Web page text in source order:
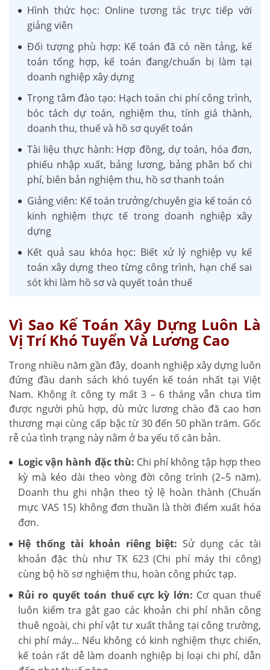
Hình thức học: Online tương tác trực tiếp với
giảng viên
Đối tượng phù hợp: Kế toán đã có nền tảng, kế
toán tổng hợp, kế toán đang/chuẩn bị làm tại
doanh nghiệp xây dựng
Trọng tâm đào tạo: Hạch toán chi phí công trình,
bóc tách dự toán, nghiệm thu, tính giá thành,
doanh thu, thuế và hồ sơ quyết toán
Tài liệu thực hành: Hợp đồng, dự toán, hóa đơn,
phiếu nhập xuất, bảng lương, bảng phân bổ chi
phí, biên bản nghiệm thu, hồ sơ thanh toán
Giảng viên: Kế toán trưởng/chuyên gia kế toán có
kinh nghiệm thực tế trong doanh nghiệp xây
dựng
Kết quả sau khóa học: Biết xử lý nghiệp vụ kế
toán xây dựng theo từng công trình, hạn chế sai
sót khi làm hồ sơ và quyết toán thuế
Vì Sao Kế Toán Xây Dựng Luôn Là
Vị Trí Khó Tuyển Và Lương Cao
Trong nhiều năm gần đây, doanh nghiệp xây dựng luôn
đứng đầu danh sách khó tuyển kế toán nhất tại Việt
Nam. Không ít công ty mất 3 – 6 tháng vẫn chưa tìm
được người phù hợp, dù mức lương chào đã cao hơn
thương mại cùng cấp bậc từ 30 đến 50 phần trăm. Gốc
rễ của tình trạng này nằm ở ba yếu tố căn bản.
Logic vận hành đặc thù: Chi phí không tập hợp theo
kỳ mà kéo dài theo vòng đời công trình (2–5 năm).
Doanh thu ghi nhận theo tỷ lệ hoàn thành (Chuẩn
mực VAS 15) không đơn thuần là thời điểm xuất hóa
đơn.
Hệ thống tài khoản riêng biệt: Sử dụng các tài
khoản đặc thù như TK 623 (Chi phí máy thi công)
cùng bộ hồ sơ nghiệm thu, hoàn công phức tạp.
Rủi ro quyết toán thuế cực kỳ lớn: Cơ quan thuế
luôn kiểm tra gắt gao các khoản chi phí nhân công
thuê ngoài, chi phí vật tư xuất thẳng tại công trường,
chi phí máy... Nếu không có kinh nghiệm thực chiến,
kế toán rất dễ làm doanh nghiệp bị loại chi phí, dẫn